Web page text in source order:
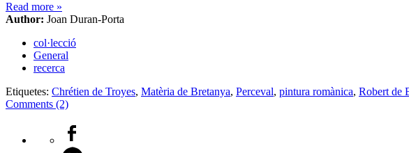
Read more »
Author: Joan Duran-Porta
col·lecció
General
recerca
Etiquetes: Chrétien de Troyes, Matèria de Bretanya, Perceval, pintura romànica, Robert de
Comments (2)